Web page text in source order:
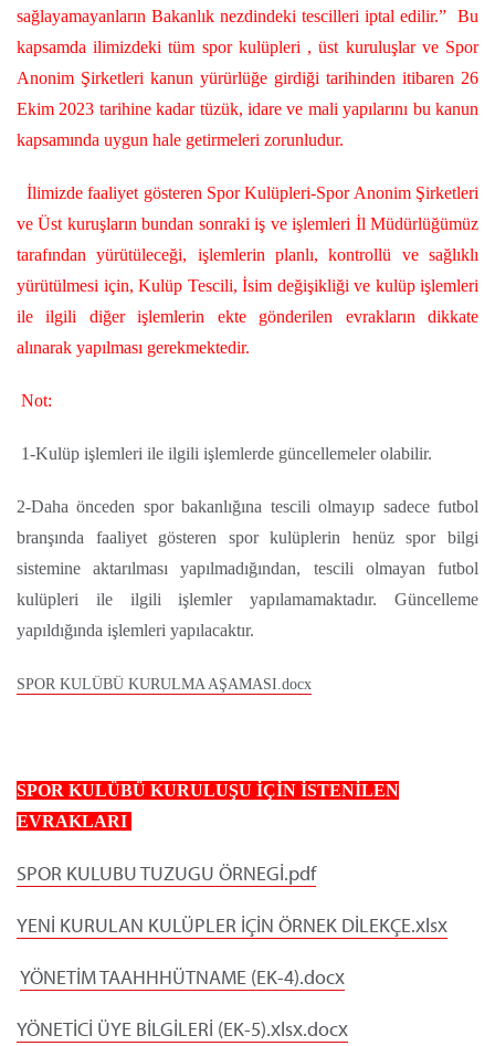
sağlayamayanların Bakanlık nezdindeki tescilleri iptal edilir.” Bu
kapsamda ilimizdeki tüm spor kulüpleri , üst kuruluşlar ve Spor
Anonim Şirketleri kanun yürürlüğe girdiği tarihinden itibaren 26
Ekim 2023 tarihine kadar tüzük, idare ve mali yapılarını bu kanun
kapsamında uygun hale getirmeleri zorunludur.
İlimizde faaliyet gösteren Spor Kulüpleri-Spor Anonim Şirketleri
ve Üst kuruşların bundan sonraki iş ve işlemleri İl Müdürlüğümüz
tarafından yürütüleceği, işlemlerin planlı, kontrollü ve sağlıklı
yürütülmesi için, Kulüp Tescili, İsim değişikliği ve kulüp işlemleri
ile ilgili diğer işlemlerin ekte gönderilen evrakların dikkate
alınarak yapılması gerekmektedir.
Not:
1-Kulüp işlemleri ile ilgili işlemlerde güncellemeler olabilir.
2-Daha önceden spor bakanlığına tescili olmayıp sadece futbol
branşında faaliyet gösteren spor kulüplerin henüz spor bilgi
sistemine aktarılması yapılmadığından, tescili olmayan futbol
kulüpleri ile ilgili işlemler yapılamamaktadır. Güncelleme
yapıldığında işlemleri yapılacaktır.
SPOR KULÜBÜ KURULMA AŞAMASI.docx
SPOR KULÜBÜ KURULUŞU İÇİN İSTENİLEN
EVRAKLARI
SPOR KULUBU TUZUGU ÖRNEGİ.pdf
YENİ KURULAN KULÜPLER İÇİN ÖRNEK DİLEKÇE.xlsx
YÖNETİM TAAHHHÜTNAME (EK-4).docx
YÖNETİCİ ÜYE BİLGİLERİ (EK-5).xlsx.docx